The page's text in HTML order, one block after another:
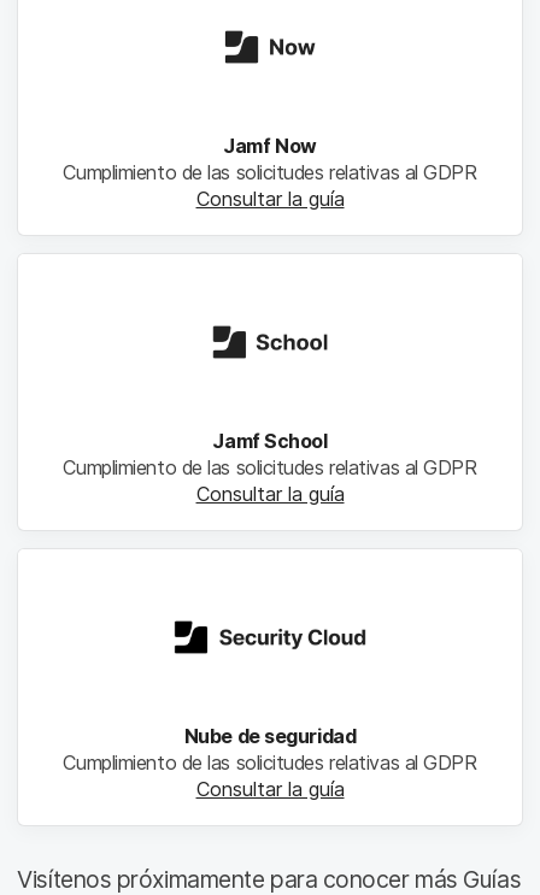
Jamf Now
Cumplimiento de las solicitudes relativas al GDPR
Consultar la guía
Jamf School
Cumplimiento de las solicitudes relativas al GDPR
Consultar la guía
Nube de seguridad
Cumplimiento de las solicitudes relativas al GDPR
Consultar la guía
Visítenos próximamente para conocer más Guías